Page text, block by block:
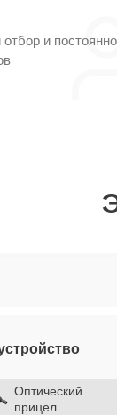
и
Оптический
прицел